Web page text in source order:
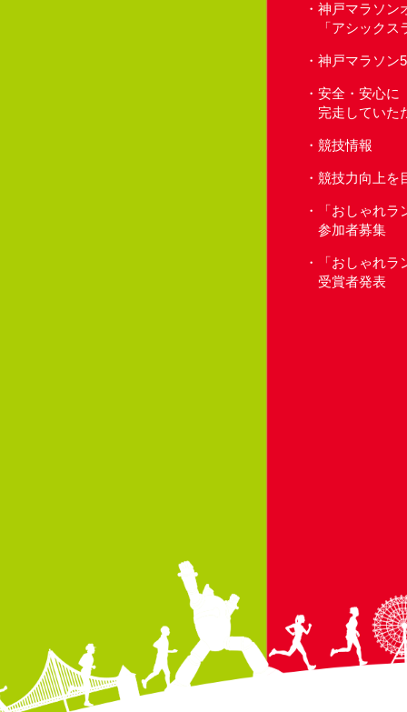
神戸マラソン
「アシック
神戸マラソン
安全・安心に
完走していた
競技情報
競技力向上を
「おしゃれ
参加者募集
「おしゃれ
受賞者発表